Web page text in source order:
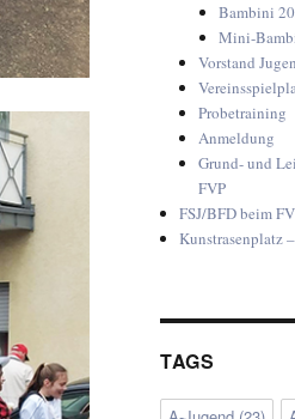
Bambini
Mini-
Vorstand
Probetraining
Anmeldung
Grund- und
FVP
FSJ/BFD beim
Kunstrasenplatz
TAGS